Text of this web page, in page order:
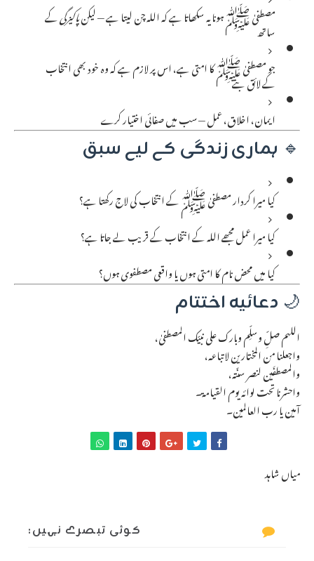
مصطفیٰ ﷺ ہونا یہ سکھاتا ہے کہ اللہ چن لیتا ہے — لیکنپاکیزگیکے
ساتھ
جو مصطفیٰ ﷺ کا امتی ہے، اس پر لازم ہے کہ وہ خود بھی انتخاب
کے لائق بنے
ایمان، اخلاق، عمل — سب میں صفائی اختیار کرے
🔹 ہماری زندگی کے لیے سبق
کیا میرا کردار مصطفیٰ ﷺ کے انتخاب کی لاج رکھتا ہے؟
کیا میرا عمل مجھے اللہ کے انتخاب کے قریب لے جاتا ہے؟
کیا میں محض نام کا امتی ہوں یا واقعی مصطفوی ہوں؟
🌙 دعائیہ اختتام
اللهم صلِّ وسلِّم وبارك على نبيّك المصطفىٰ،
واجعلنا من المختارين لاتباعه،
والمصطفَين لنصر سنّته،
واحشرنا تحت لوائه يوم القيامة۔
آمین یا رب العالمین۔
میاں شاہد
کوئی تبصرے نہیں: